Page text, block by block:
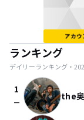
ランキング
デイリーランキング・
1
check_indeterminate_small the